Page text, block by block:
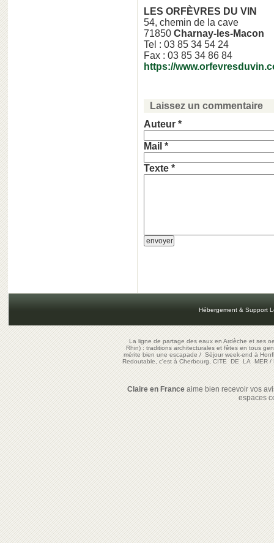
LES ORFÈVRES DU VIN
54, chemin de la cave
71850 Charnay-les-Macon
Tel : 03 85 34 54 24
Fax : 03 85 34 86 84
https://
Laissez un commentaire
Auteur *
Mail *
Texte *
Hébergement & Support
La ligne de partage des eaux en Ardèche et ses
Rhin) : traditions architecturales et fêtes en tous
mérite bien une escapade/Séjour week-end à
Redoutable, c'est à Cherbourg, CITE DE LA MER/
Claire en Franceaime bien recevoir vos
espaces